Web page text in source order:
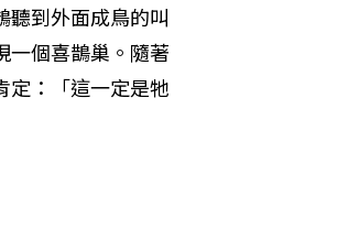
聽到外面成鳥的叫
一個喜鵲巢。隨著
定：「這一定是牠